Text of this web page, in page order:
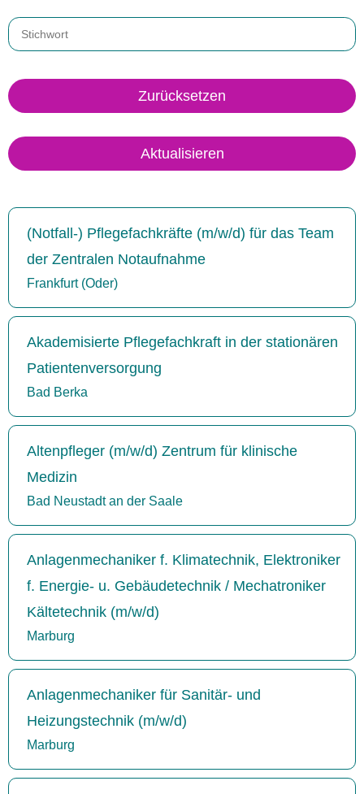
Zurücksetzen
Aktualisieren
(Notfall-) Pflegefachkräfte (m/w/d) für das Team
der Zentralen Notaufnahme
Frankfurt (Oder)
Akademisierte Pflegefachkraft in der stationären
Patientenversorgung
Bad Berka
Altenpfleger (m/w/d) Zentrum für klinische
Medizin
Bad Neustadt an der Saale
Anlagenmechaniker f. Klimatechnik, Elektroniker
f. Energie- u. Gebäudetechnik / Mechatroniker
Kältetechnik (m/w/d)
Marburg
Anlagenmechaniker für Sanitär- und
Heizungstechnik (m/w/d)
Marburg